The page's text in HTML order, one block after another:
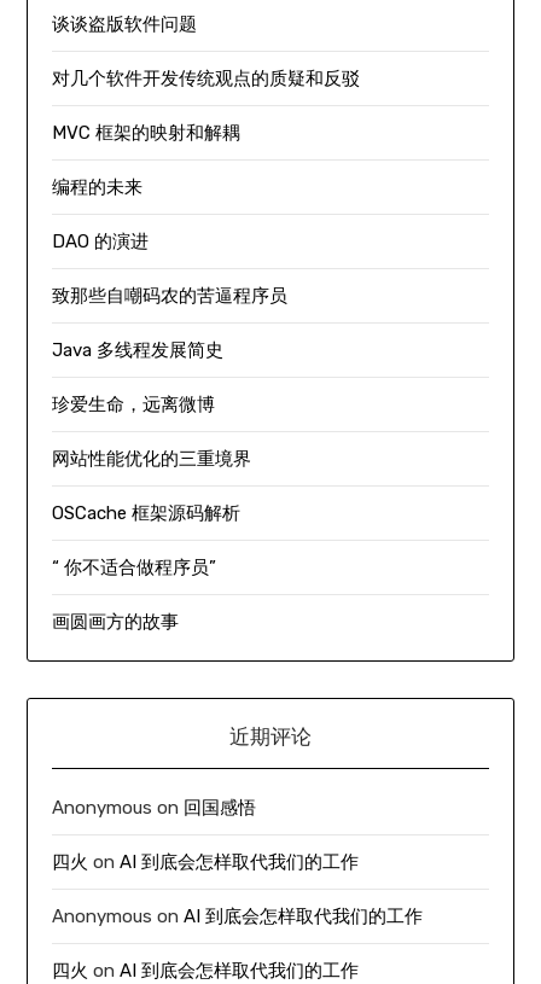
谈谈盗版软件问题
对几个软件开发传统观点的质疑和反驳
MVC 框架的映射和解耦
编程的未来
DAO 的演进
致那些自嘲码农的苦逼程序员
Java 多线程发展简史
珍爱生命，远离微博
网站性能优化的三重境界
OSCache 框架源码解析
“ 你不适合做程序员”
画圆画方的故事
近期评论
Anonymous on 回国感悟
四火 onAI 到底会怎样取代我们的工作
Anonymous onAI 到底会怎样取代我们的工作
四火 onAI 到底会怎样取代我们的工作